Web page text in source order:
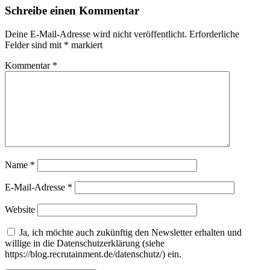
Schreibe einen Kommentar
Deine E-Mail-Adresse wird nicht veröffentlicht. Erforderliche
Felder sind mit * markiert
Kommentar *
Name *
E-Mail-Adresse *
Website
Ja, ich möchte auch zukünftig den Newsletter erhalten und
willige in die Datenschutzerklärung (siehe
https://blog.recrutainment.de/datenschutz/) ein.